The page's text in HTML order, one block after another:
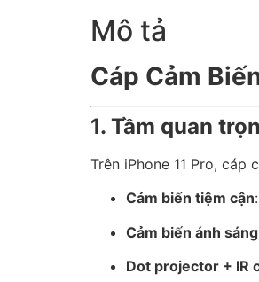
Mô tả
Cáp Cảm
1. Tầm quan
Trên iPhone 11 Pro,
Cảm biến tiệm cận
Cảm biến ánh sáng
Dot projector + IR